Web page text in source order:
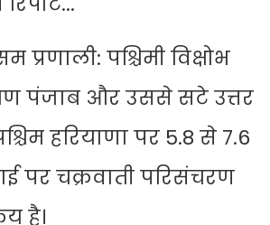
पश्चिमी विक्षोभ
पंजाब और उससे सटे उत्तर
हरियाणा पर 5.8 से 7.6
पर चक्रवाती परिसंचरण
है।